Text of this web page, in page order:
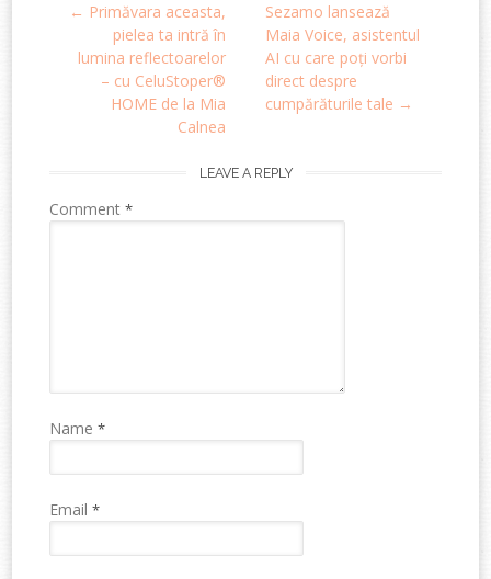
navigation
← Primăvara aceasta,
pielea ta intră în
lumina reflectoarelor
– cu CeluStoper®
HOME de la Mia
Calnea
Sezamo lansează
Maia Voice, asistentul
AI cu care poți vorbi
direct despre
cumpărăturile tale →
LEAVE A REPLY
Comment*
Name*
Email*